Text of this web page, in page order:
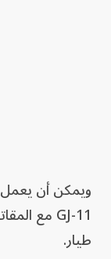
ويمكن أن
طيار.